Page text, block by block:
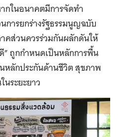
กในอนาคตมีการจัดทำ
การยกร่างรัฐธรรมนูญฉบับ
คส่วนควรร่วมกันผลักดันให้
ถูกกำหนดเป็นหลักการพื้น
หลักประกันด้านชีวิต สุขภาพ
นระยะยาว